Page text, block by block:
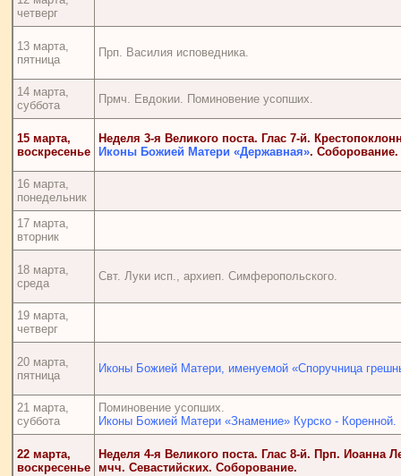
четверг
13 марта,
пятница
Прп. Василия исповедника.
14 марта,
суббота
Прмч. Евдокии. Поминовение усопших.
15 марта,
воскресенье
Неделя 3-я Великого поста. Глас 7-й.
Иконы Божией Матери «Державная».Соборование.
16 марта,
понедельник
17 марта,
вторник
18 марта,
среда
Свт. Луки исп., архиеп. Симферопольского.
19 марта,
четверг
20 марта,
пятница
Иконы Божией Матери, именуемой «Споручница
21 марта,
суббота
Поминовение усопших.
Иконы Божией Матери «Знамение» Курско - Коренной.
22 марта,
воскресенье
Неделя 4-я Великого поста. Глас 8-й. Прп. Иоанна
мчч. Севастийских.Соборование.